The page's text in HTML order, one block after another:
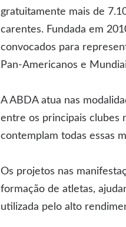
gratuitamente mais de
carentes. Fundada em
convocados para
Pan-Americanos e
A ABDA atua nas
entre os principais clubes
contemplam todas essas
Os projetos nas
formação de atletas,
utilizada pelo alto